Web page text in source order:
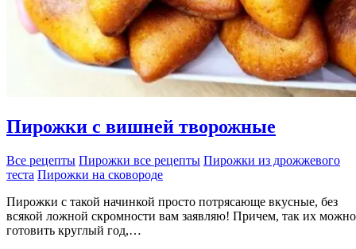
Пирожки с вишней творожные
Все рецепты Пирожки все рецепты Пирожки из дрожжевого
теста Пирожки на сковороде
Пирожки с такой начинкой просто потрясающе вкусные, без
всякой ложной скромности вам заявляю! Причем, так их можно
готовить круглый год,…